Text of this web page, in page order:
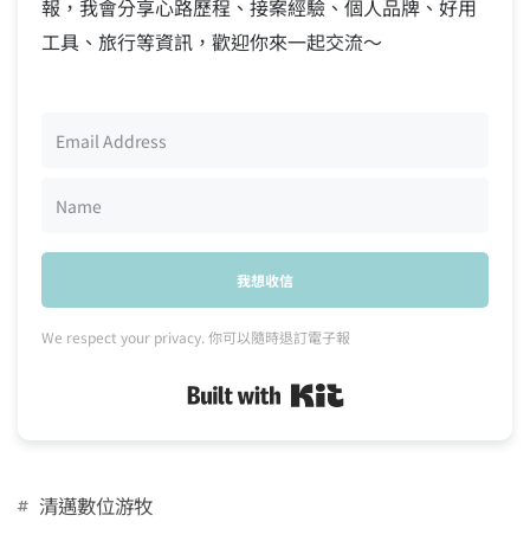
報，我會分享心路歷程、接案經驗、個人品牌、好用
工具、旅行等資訊，歡迎你來一起交流～
我想收信
We respect your privacy. 你可以隨時退訂電子報
Built with Kit
清邁數位游牧